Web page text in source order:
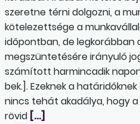
szeretne térni dolgozni, a
kötelezettsége a
időpontban, de legkorábban
megszüntetésére irányuló
számított harmincadik napon
bek.]. Ezeknek a
nincs tehát akadálya, hogy
rövid […]